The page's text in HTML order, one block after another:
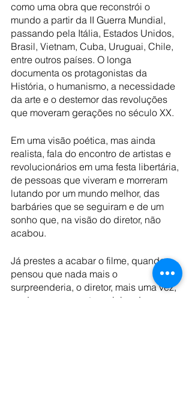
como uma obra que reconstrói o
mundo a partir da II Guerra Mundial,
passando pela Itália, Estados Unidos,
Brasil, Vietnam, Cuba, Uruguai, Chile,
entre outros países. O longa
documenta os protagonistas da
História, o humanismo, a necessidade
da arte e o destemor das revoluções
que moveram gerações no século XX.
Em uma visão poética, mas ainda
realista, fala do encontro de artistas e
revolucionários em uma festa libertária,
de pessoas que viveram e morreram
lutando por um mundo melhor, das
barbáries que se seguiram e de um
sonho que, na visão do diretor, não
acabou.
Já prestes a acabar o filme, quando
pensou que nada mais o
surpreenderia, o diretor, mais uma vez,
se depara com outros ciclos da